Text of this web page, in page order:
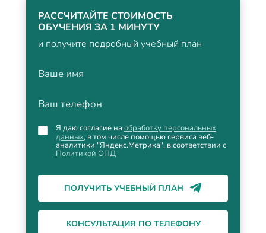
РАССЧИТАЙТЕ СТОИМОСТЬ
ОБУЧЕНИЯ ЗА 1 МИНУТУ
и получите подробный учебный план
Ваше имя
Ваш телефон
Я даю согласие на обработку персональных
данных, в том числе помощью сервиса веб-
аналитики "Яндекс.Метрика", в соответствии с
Политикой ОПД
ПОЛУЧИТЬ УЧЕБНЫЙ ПЛАН
КОНСУЛЬТАЦИЯ ПО ТЕЛЕФОНУ